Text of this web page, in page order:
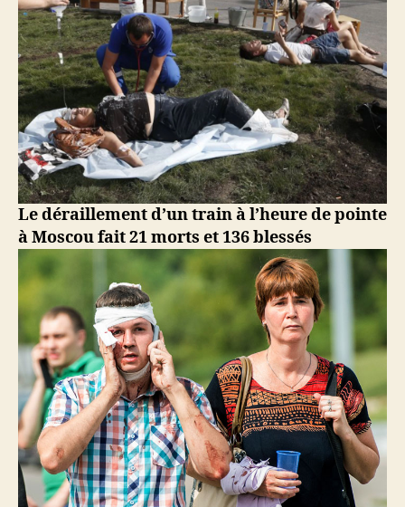
Le déraillement d’un train à l’heure de pointe
à Moscou fait 21 morts et 136 blessés